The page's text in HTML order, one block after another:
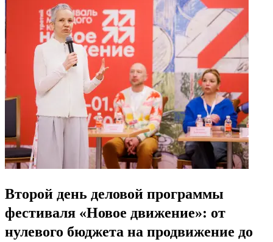
Второй день деловой программы
фестиваля «Новое движение»: от
нулевого бюджета на продвижение до